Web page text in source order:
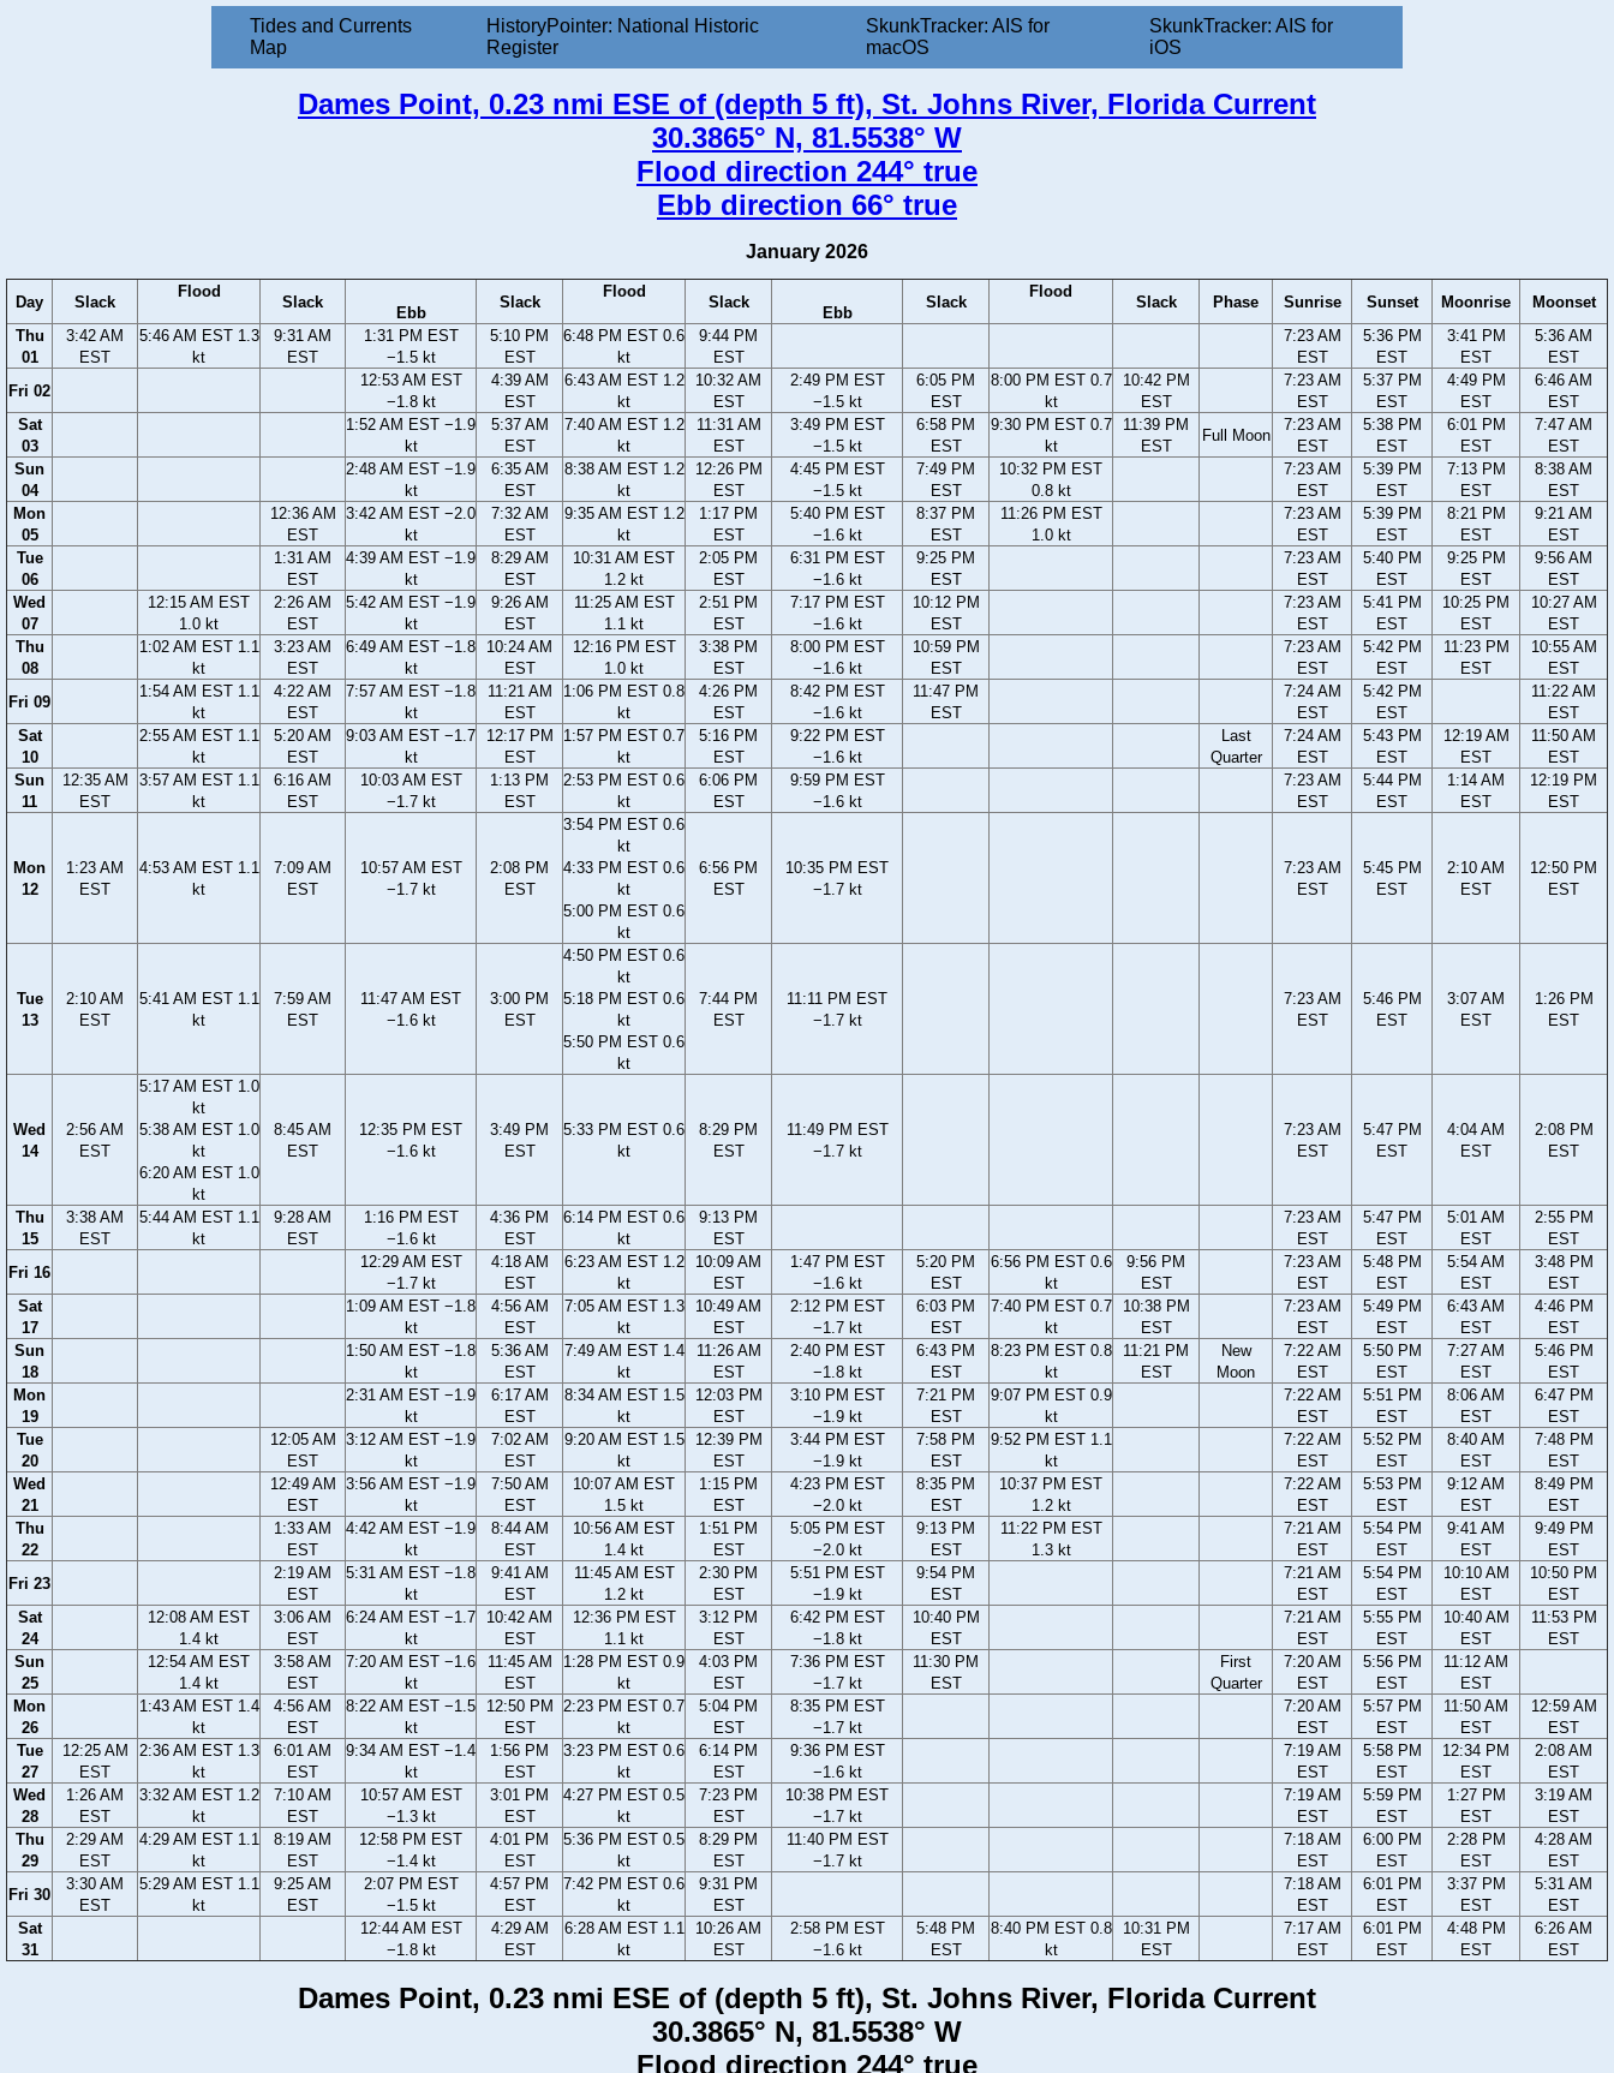
Tides and Currents
Map
HistoryPointer: National Historic
Register
SkunkTracker: AIS for
macOS
SkunkTracker: AIS for
iOS
Dames Point, 0.23 nmi ESE of (depth 5 ft), St. Johns River, Florida Current
30.3865° N, 81.5538° W
Flood direction 244° true
Ebb direction 66° true
January 2026
Day Slack
Flood
Slack
Ebb
Slack
Flood
Slack
Ebb
Slack
Flood
Slack Phase Sunrise Sunset Moonrise
Moonset
Thu
01
3:42 AM
EST
5:46 AM EST 1.3
kt
9:31 AM
EST
1:31 PM EST
−1.5 kt
5:10 PM
EST
6:48 PM EST 0.6
kt
9:44 PM
EST
7:23 AM
EST
5:36 PM
EST
3:41 PM
EST
5:36 AM
EST
Fri 02
12:53 AM EST
−1.8 kt
4:39 AM
EST
6:43 AM EST 1.2
kt
10:32 AM
EST
2:49 PM EST
−1.5 kt
6:05 PM
EST
8:00 PM EST 0.7
kt
10:42 PM
EST
7:23 AM
EST
5:37 PM
EST
4:49 PM
EST
6:46 AM
EST
Sat
03
1:52 AM EST −1.9
kt
5:37 AM
EST
7:40 AM EST 1.2
kt
11:31 AM
EST
3:49 PM EST
−1.5 kt
6:58 PM
EST
9:30 PM EST 0.7
kt
11:39 PM
EST
Full Moon
7:23 AM
EST
5:38 PM
EST
6:01 PM
EST
7:47 AM
EST
Sun
04
2:48 AM EST −1.9
kt
6:35 AM
EST
8:38 AM EST 1.2
kt
12:26 PM
EST
4:45 PM EST
−1.5 kt
7:49 PM
EST
10:32 PM EST
0.8 kt
7:23 AM
EST
5:39 PM
EST
7:13 PM
EST
8:38 AM
EST
Mon
05
12:36 AM
EST
3:42 AM EST −2.0
kt
7:32 AM
EST
9:35 AM EST 1.2
kt
1:17 PM
EST
5:40 PM EST
−1.6 kt
8:37 PM
EST
11:26 PM EST
1.0 kt
7:23 AM
EST
5:39 PM
EST
8:21 PM
EST
9:21 AM
EST
Tue
06
1:31 AM
EST
4:39 AM EST −1.9
kt
8:29 AM
EST
10:31 AM EST
1.2 kt
2:05 PM
EST
6:31 PM EST
−1.6 kt
9:25 PM
EST
7:23 AM
EST
5:40 PM
EST
9:25 PM
EST
9:56 AM
EST
Wed
07
12:15 AM EST
1.0 kt
2:26 AM
EST
5:42 AM EST −1.9
kt
9:26 AM
EST
11:25 AM EST
1.1 kt
2:51 PM
EST
7:17 PM EST
−1.6 kt
10:12 PM
EST
7:23 AM
EST
5:41 PM
EST
10:25 PM
EST
10:27 AM
EST
Thu
08
1:02 AM EST 1.1
kt
3:23 AM
EST
6:49 AM EST −1.8
kt
10:24 AM
EST
12:16 PM EST
1.0 kt
3:38 PM
EST
8:00 PM EST
−1.6 kt
10:59 PM
EST
7:23 AM
EST
5:42 PM
EST
11:23 PM
EST
10:55 AM
EST
Fri 09
1:54 AM EST 1.1
kt
4:22 AM
EST
7:57 AM EST −1.8
kt
11:21 AM
EST
1:06 PM EST 0.8
kt
4:26 PM
EST
8:42 PM EST
−1.6 kt
11:47 PM
EST
7:24 AM
EST
5:42 PM
EST
11:22 AM
EST
Sat
10
2:55 AM EST 1.1
kt
5:20 AM
EST
9:03 AM EST −1.7
kt
12:17 PM
EST
1:57 PM EST 0.7
kt
5:16 PM
EST
9:22 PM EST
−1.6 kt
Last
Quarter
7:24 AM
EST
5:43 PM
EST
12:19 AM
EST
11:50 AM
EST
Sun
11
12:35 AM
EST
3:57 AM EST 1.1
kt
6:16 AM
EST
10:03 AM EST
−1.7 kt
1:13 PM
EST
2:53 PM EST 0.6
kt
6:06 PM
EST
9:59 PM EST
−1.6 kt
7:23 AM
EST
5:44 PM
EST
1:14 AM
EST
12:19 PM
EST
Mon
12
1:23 AM
EST
4:53 AM EST 1.1
kt
7:09 AM
EST
10:57 AM EST
−1.7 kt
2:08 PM
EST
3:54 PM EST 0.6
kt
4:33 PM EST 0.6
kt
5:00 PM EST 0.6
kt
6:56 PM
EST
10:35 PM EST
−1.7 kt
7:23 AM
EST
5:45 PM
EST
2:10 AM
EST
12:50 PM
EST
Tue
13
2:10 AM
EST
5:41 AM EST 1.1
kt
7:59 AM
EST
11:47 AM EST
−1.6 kt
3:00 PM
EST
4:50 PM EST 0.6
kt
5:18 PM EST 0.6
kt
5:50 PM EST 0.6
kt
7:44 PM
EST
11:11 PM EST
−1.7 kt
7:23 AM
EST
5:46 PM
EST
3:07 AM
EST
1:26 PM
EST
Wed
14
2:56 AM
EST
5:17 AM EST 1.0
kt
5:38 AM EST 1.0
kt
6:20 AM EST 1.0
kt
8:45 AM
EST
12:35 PM EST
−1.6 kt
3:49 PM
EST
5:33 PM EST 0.6
kt
8:29 PM
EST
11:49 PM EST
−1.7 kt
7:23 AM
EST
5:47 PM
EST
4:04 AM
EST
2:08 PM
EST
Thu
15
3:38 AM
EST
5:44 AM EST 1.1
kt
9:28 AM
EST
1:16 PM EST
−1.6 kt
4:36 PM
EST
6:14 PM EST 0.6
kt
9:13 PM
EST
7:23 AM
EST
5:47 PM
EST
5:01 AM
EST
2:55 PM
EST
Fri 16
12:29 AM EST
−1.7 kt
4:18 AM
EST
6:23 AM EST 1.2
kt
10:09 AM
EST
1:47 PM EST
−1.6 kt
5:20 PM
EST
6:56 PM EST 0.6
kt
9:56 PM
EST
7:23 AM
EST
5:48 PM
EST
5:54 AM
EST
3:48 PM
EST
Sat
17
1:09 AM EST −1.8
kt
4:56 AM
EST
7:05 AM EST 1.3
kt
10:49 AM
EST
2:12 PM EST
−1.7 kt
6:03 PM
EST
7:40 PM EST 0.7
kt
10:38 PM
EST
7:23 AM
EST
5:49 PM
EST
6:43 AM
EST
4:46 PM
EST
Sun
18
1:50 AM EST −1.8
kt
5:36 AM
EST
7:49 AM EST 1.4
kt
11:26 AM
EST
2:40 PM EST
−1.8 kt
6:43 PM
EST
8:23 PM EST 0.8
kt
11:21 PM
EST
New
Moon
7:22 AM
EST
5:50 PM
EST
7:27 AM
EST
5:46 PM
EST
Mon
19
2:31 AM EST −1.9
kt
6:17 AM
EST
8:34 AM EST 1.5
kt
12:03 PM
EST
3:10 PM EST
−1.9 kt
7:21 PM
EST
9:07 PM EST 0.9
kt
7:22 AM
EST
5:51 PM
EST
8:06 AM
EST
6:47 PM
EST
Tue
20
12:05 AM
EST
3:12 AM EST −1.9
kt
7:02 AM
EST
9:20 AM EST 1.5
kt
12:39 PM
EST
3:44 PM EST
−1.9 kt
7:58 PM
EST
9:52 PM EST 1.1
kt
7:22 AM
EST
5:52 PM
EST
8:40 AM
EST
7:48 PM
EST
Wed
21
12:49 AM
EST
3:56 AM EST −1.9
kt
7:50 AM
EST
10:07 AM EST
1.5 kt
1:15 PM
EST
4:23 PM EST
−2.0 kt
8:35 PM
EST
10:37 PM EST
1.2 kt
7:22 AM
EST
5:53 PM
EST
9:12 AM
EST
8:49 PM
EST
Thu
22
1:33 AM
EST
4:42 AM EST −1.9
kt
8:44 AM
EST
10:56 AM EST
1.4 kt
1:51 PM
EST
5:05 PM EST
−2.0 kt
9:13 PM
EST
11:22 PM EST
1.3 kt
7:21 AM
EST
5:54 PM
EST
9:41 AM
EST
9:49 PM
EST
Fri 23
2:19 AM
EST
5:31 AM EST −1.8
kt
9:41 AM
EST
11:45 AM EST
1.2 kt
2:30 PM
EST
5:51 PM EST
−1.9 kt
9:54 PM
EST
7:21 AM
EST
5:54 PM
EST
10:10 AM
EST
10:50 PM
EST
Sat
24
12:08 AM EST
1.4 kt
3:06 AM
EST
6:24 AM EST −1.7
kt
10:42 AM
EST
12:36 PM EST
1.1 kt
3:12 PM
EST
6:42 PM EST
−1.8 kt
10:40 PM
EST
7:21 AM
EST
5:55 PM
EST
10:40 AM
EST
11:53 PM
EST
Sun
25
12:54 AM EST
1.4 kt
3:58 AM
EST
7:20 AM EST −1.6
kt
11:45 AM
EST
1:28 PM EST 0.9
kt
4:03 PM
EST
7:36 PM EST
−1.7 kt
11:30 PM
EST
First
Quarter
7:20 AM
EST
5:56 PM
EST
11:12 AM
EST
Mon
26
1:43 AM EST 1.4
kt
4:56 AM
EST
8:22 AM EST −1.5
kt
12:50 PM
EST
2:23 PM EST 0.7
kt
5:04 PM
EST
8:35 PM EST
−1.7 kt
7:20 AM
EST
5:57 PM
EST
11:50 AM
EST
12:59 AM
EST
Tue
27
12:25 AM
EST
2:36 AM EST 1.3
kt
6:01 AM
EST
9:34 AM EST −1.4
kt
1:56 PM
EST
3:23 PM EST 0.6
kt
6:14 PM
EST
9:36 PM EST
−1.6 kt
7:19 AM
EST
5:58 PM
EST
12:34 PM
EST
2:08 AM
EST
Wed
28
1:26 AM
EST
3:32 AM EST 1.2
kt
7:10 AM
EST
10:57 AM EST
−1.3 kt
3:01 PM
EST
4:27 PM EST 0.5
kt
7:23 PM
EST
10:38 PM EST
−1.7 kt
7:19 AM
EST
5:59 PM
EST
1:27 PM
EST
3:19 AM
EST
Thu
29
2:29 AM
EST
4:29 AM EST 1.1
kt
8:19 AM
EST
12:58 PM EST
−1.4 kt
4:01 PM
EST
5:36 PM EST 0.5
kt
8:29 PM
EST
11:40 PM EST
−1.7 kt
7:18 AM
EST
6:00 PM
EST
2:28 PM
EST
4:28 AM
EST
Fri 30
3:30 AM
EST
5:29 AM EST 1.1
kt
9:25 AM
EST
2:07 PM EST
−1.5 kt
4:57 PM
EST
7:42 PM EST 0.6
kt
9:31 PM
EST
7:18 AM
EST
6:01 PM
EST
3:37 PM
EST
5:31 AM
EST
Sat
31
12:44 AM EST
−1.8 kt
4:29 AM
EST
6:28 AM EST 1.1
kt
10:26 AM
EST
2:58 PM EST
−1.6 kt
5:48 PM
EST
8:40 PM EST 0.8
kt
10:31 PM
EST
7:17 AM
EST
6:01 PM
EST
4:48 PM
EST
6:26 AM
EST
Dames Point, 0.23 nmi ESE of (depth 5 ft), St. Johns River, Florida Current
30.3865° N, 81.5538° W
Flood direction 244° true